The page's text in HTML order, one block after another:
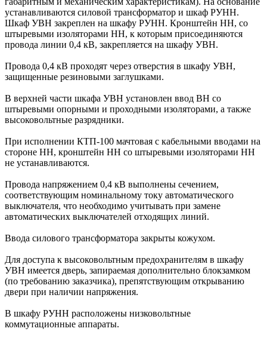
устанавливаются силовой трансформатор и шкаф РУНН.
Шкаф УВН закреплен на шкафу РУНН. Кронштейн НН, со
штыревыми изоляторами НН, к которым присоединяются
провода линии 0,4 кВ, закрепляется на шкафу УВН.
Провода 0,4 кВ проходят через отверстия в шкафу УВН,
защищенные резиновыми заглушками.
В верхней части шкафа УВН установлен ввод ВН со
штыревыми опорными и проходными изоляторами, а также
высоковольтные разрядники.
При исполнении КТП-100 мачтовая с кабельными вводами на
стороне НН, кронштейн НН со штыревыми изоляторами НН
не устанавливаются.
Провода напряжением 0,4 кВ выполнены сечением,
соответствующим номинальному току автоматического
выключателя, что необходимо учитывать при замене
автоматических выключателей отходящих линий.
Ввода силового трансформатора закрыты кожухом.
Для доступа к высоковольтным предохранителям в шкафу
УВН имеется дверь, запираемая дополнительно блокзамком
(по требованию заказчика), препятствующим открыванию
двери при наличии напряжения.
В шкафу РУНН расположены низковольтные
коммутационные аппараты.